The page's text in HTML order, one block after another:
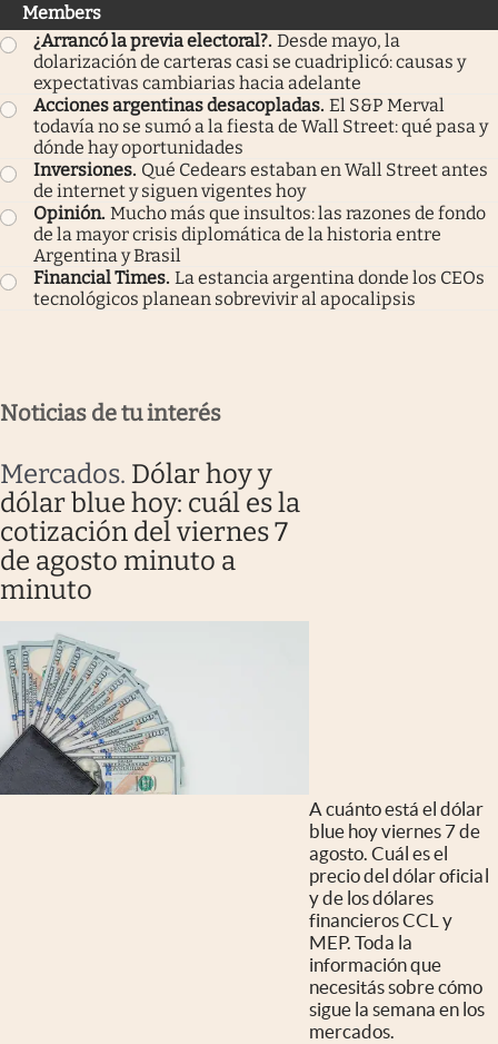
Members
¿Arrancó la previa electoral?. Desde mayo, la
dolarización de carteras casi se cuadriplicó: causas y
expectativas cambiarias hacia adelante
Acciones argentinas desacopladas. El S&P Merval
todavía no se sumó a la fiesta de Wall Street: qué pasa y
dónde hay oportunidades
Inversiones. Qué Cedears estaban en Wall Street antes
de internet y siguen vigentes hoy
Opinión. Mucho más que insultos: las razones de fondo
de la mayor crisis diplomática de la historia entre
Argentina y Brasil
Financial Times. La estancia argentina donde los CEOs
tecnológicos planean sobrevivir al apocalipsis
Noticias de tu interés
Mercados. Dólar hoy y
dólar blue hoy: cuál es la
cotización del viernes 7
de agosto minuto a
minuto
A cuánto está el dólar
blue hoy viernes 7 de
agosto. Cuál es el
precio del dólar oficial
y de los dólares
financieros CCL y
MEP. Toda la
información que
necesitás sobre cómo
sigue la semana en los
mercados.